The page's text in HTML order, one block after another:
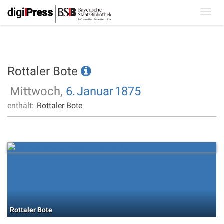
Rottaler Bote
Mittwoch, 6.Januar1875
enthält: Rottaler Bote
Rottaler Bote